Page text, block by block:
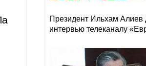
Президент Ильхам Алиев
интервью телеканалу